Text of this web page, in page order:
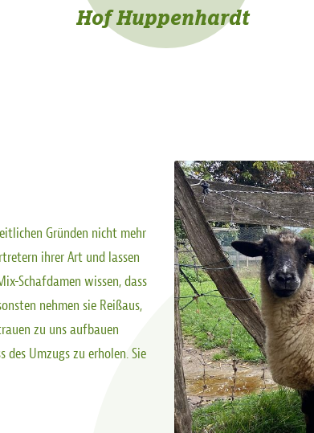
Hof Huppenhardt
Gründen nicht mehr
ihrer Art und lassen
Schafdamen wissen, dass
nehmen sie Reißaus,
zu uns aufbauen
Umzugs zu erholen. Sie